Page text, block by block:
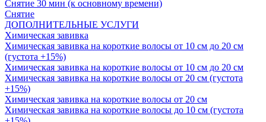
Снятие 30 мин (к основному времени)
Снятие
ДОПОЛНИТЕЛЬНЫЕ УСЛУГИ
Химическая завивка
Химическая завивка на короткие волосы от 10 см до 20 см
(густота +15%)
Химическая завивка на короткие волосы от 10 см до 20 см
Химическая завивка на короткие волосы от 20 см (густота
+15%)
Химическая завивка на короткие волосы от 20 см
Химическая завивка на короткие волосы до 10 см (густота